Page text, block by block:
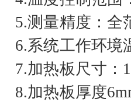
5.测量精度：
6.系统工作环境
7.加热板 尺寸：
8.加热板厚度